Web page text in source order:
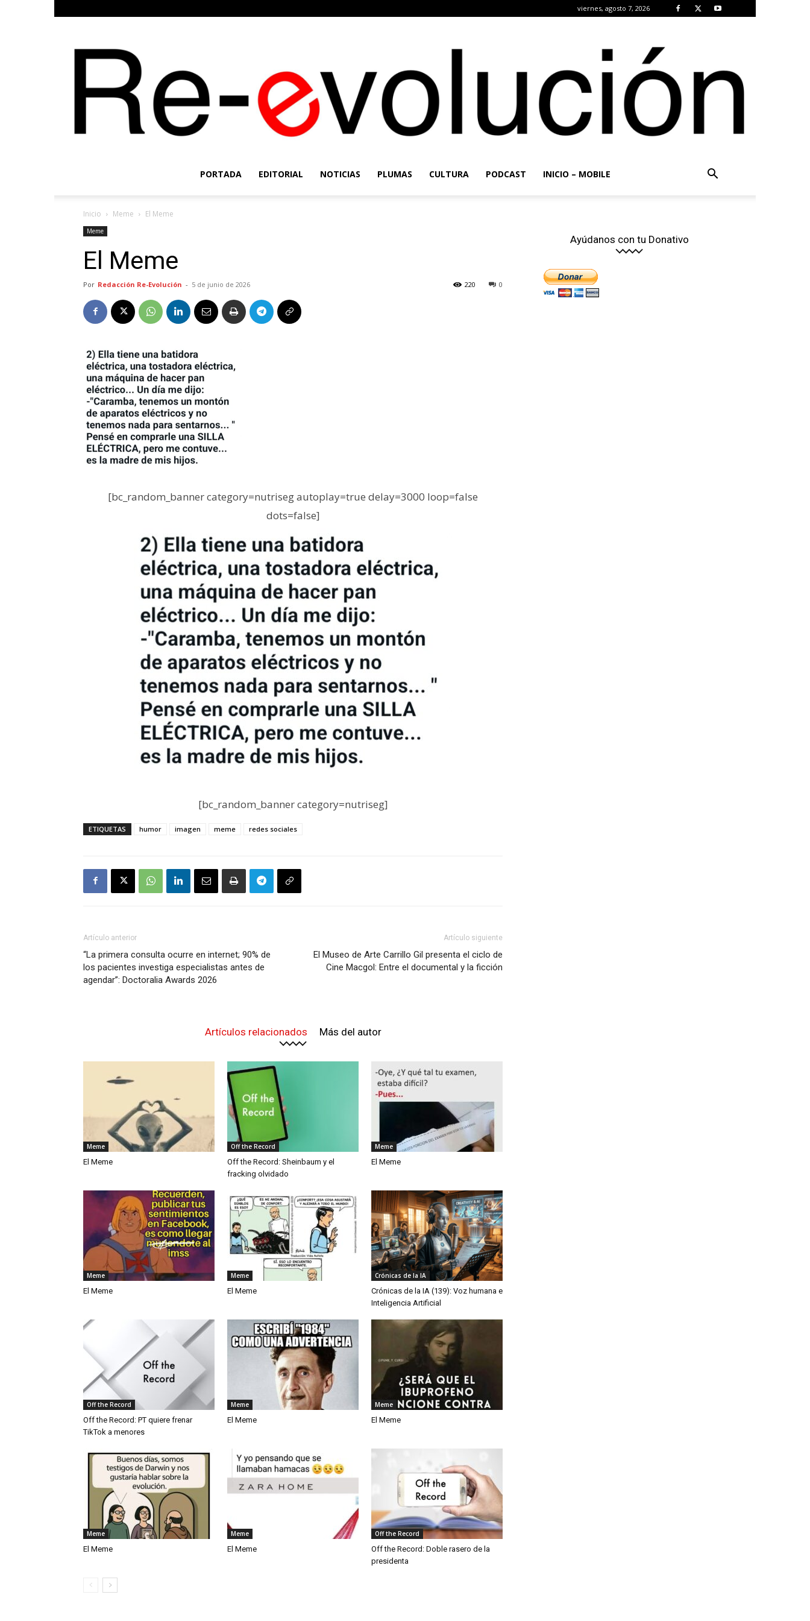
viernes, agosto 7, 2026
PORTADA EDITORIAL NOTICIAS PLUMAS CULTURA PODCAST INICIO – MOBILE
Inicio Meme El Meme
Meme
El Meme
Por Redacción Re-Evolución - 5 de junio de 2026 0
220
[bc_random_banner category=nutriseg autoplay=true delay=3000 loop=false
dots=false]
[bc_random_banner category=nutriseg]
ETIQUETAS humor imagen meme redes sociales
Artículo anterior
“La primera consulta ocurre en internet; 90% de
los pacientes investiga especialistas antes de
agendar”: Doctoralia Awards 2026
Artículo siguiente
El Museo de Arte Carrillo Gil presenta el ciclo de
Cine Macgol: Entre el documental y la ficción
Artículos relacionados Más del autor
Meme
El Meme
Off the Record
Off the Record: Sheinbaum y el
fracking olvidado
Meme
El Meme
Meme
El Meme
Meme
El Meme
Crónicas de la IA
Crónicas de la IA (139): Voz humana e
Inteligencia Artificial
Off the Record
Off the Record: PT quiere frenar
TikTok a menores
Meme
El Meme
Meme
El Meme
Meme
El Meme
Meme
El Meme
Off the Record
Off the Record: Doble rasero de la
presidenta
Ayúdanos con tu Donativo